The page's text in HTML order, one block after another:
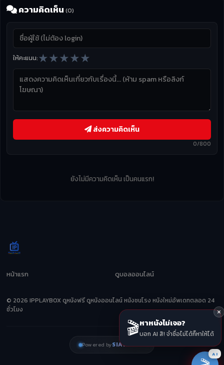
ความคิดเห็น (0)
ให้คะแนน:★★★★★
0/800
ส่งความคิดเห็น
ยังไม่มีความคิดเห็น เป็นคนแรก!
หน้าแรก ดูบอลออนไลน์
© 2026 IPPLAYBOX ดูหนังฟรี ดูหนังออนไลน์ หนังชนโรง หนังใหม่อัพเดทตลอด 24
ชั่วโมง
Powered bySIAMZEED
🎬หาหนังไม่เจอ?
บอก AI สิ! จำชื่อไม่ได้ก็หาให้ได้
AI